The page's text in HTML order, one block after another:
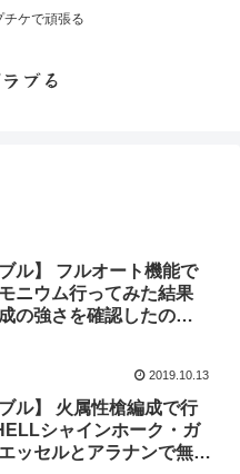
チケで頑張る
ブる
ブル】 フルオート機能で
ニウム行ってみた結果
の強さを確認したの
2019.10.13
ブル】 火属性槍編成で行
シャインホーク・ガ
ッセルとアラナンで無双